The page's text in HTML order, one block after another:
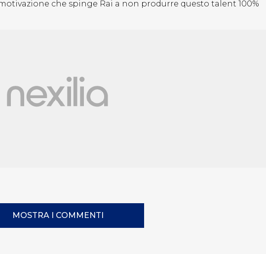
motivazione che spinge Rai a non produrre questo talent 100%
MOSTRA I COMMENTI